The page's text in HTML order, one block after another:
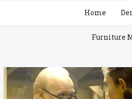
Home
Furniture